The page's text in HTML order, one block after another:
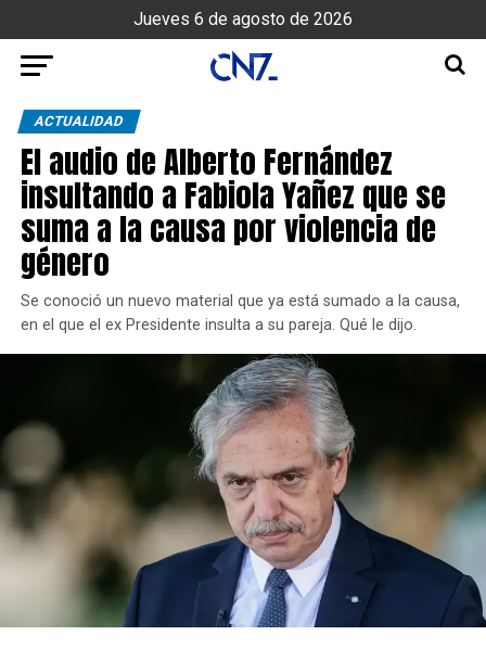
Jueves 6 de agosto de 2026
ACTUALIDAD
El audio de Alberto Fernández
insultando a Fabiola Yañez que se
suma a la causa por violencia de
género
Se conoció un nuevo material que ya está sumado a la causa,
en el que el ex Presidente insulta a su pareja. Qué le dijo.